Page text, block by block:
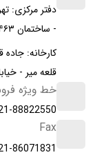
دفتر مرکزی:
- ساختمان ۴۶۳
کارخانه:
قلعه میر -
خط ویژه
88822550
Fax
86071831